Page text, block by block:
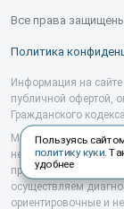
Все права
Политика
Информация на сайте
публичной офертой,
Гражданского
Мы
не являемся их
профессиональные
осуществляем
ориентировочные и
Пользуясь
политику куки.
удобнее